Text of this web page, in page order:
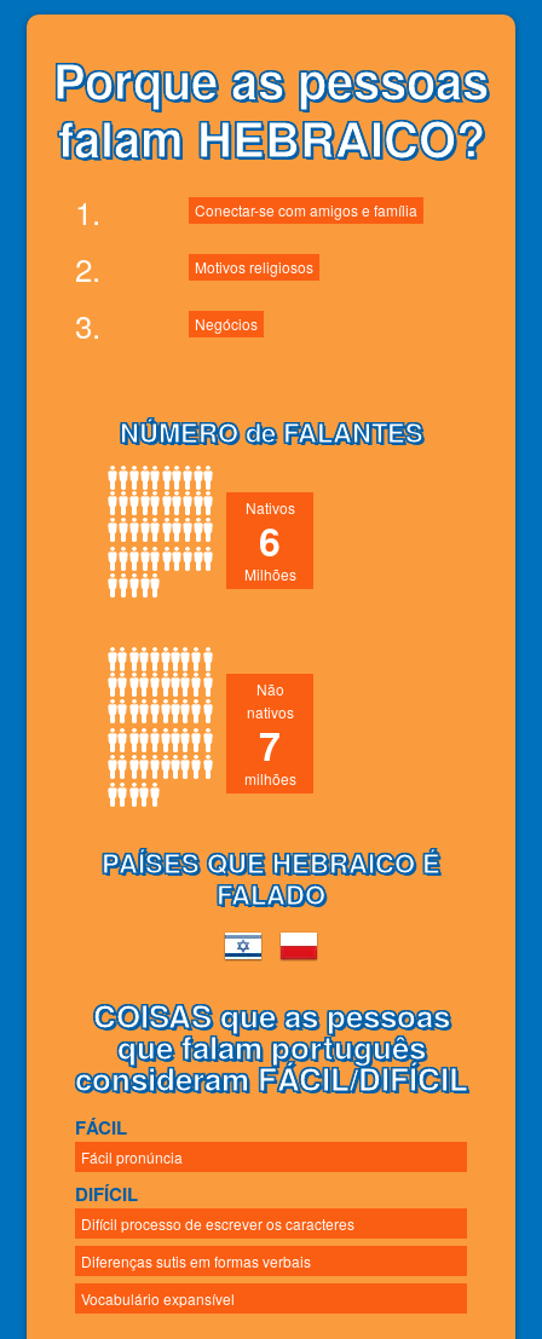
Porque as pessoas
falam HEBRAICO?
1. Conectar-se com amigos e família
2. Motivos religiosos
3. Negócios
NÚMERO de FALANTES
Nativos
6
Milhões
Não
nativos
7
milhões
PAÍSES QUE HEBRAICO É
FALADO
COISAS que as pessoas
que falam português
consideram FÁCIL/DIFÍCIL
FÁCIL
Fácil pronúncia
DIFÍCIL
Difícil processo de escrever os caracteres
Diferenças sutis em formas verbais
Vocabulário expansível